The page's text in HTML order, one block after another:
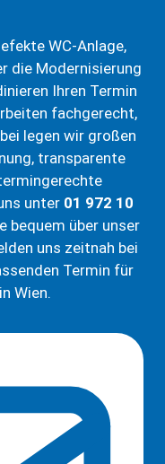
WC-Anlage,
die Modernisierung
Ihren Termin
fachgerecht,
legen wir großen
transparente
unter 01 972 10
bequem über unser
uns zeitnah bei
Termin für
Wien.